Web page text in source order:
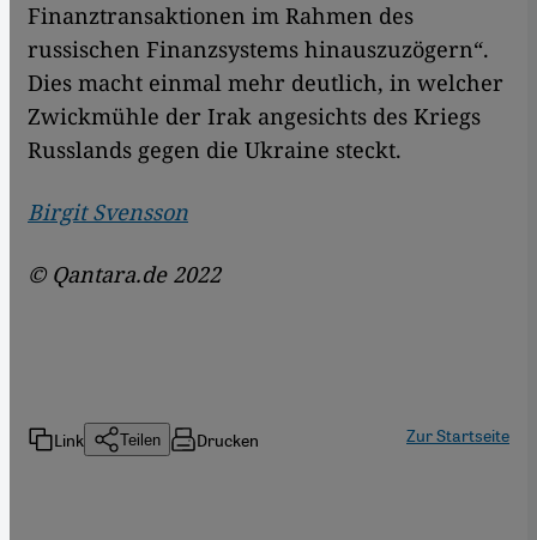
Finanztransaktionen im Rahmen des
russischen Finanzsystems hinauszuzögern“.
Dies macht einmal mehr deutlich, in welcher
Zwickmühle der Irak angesichts des Kriegs
Russlands gegen die Ukraine steckt.
Birgit Svensson
© Qantara.de 2022
Link Teilen Drucken Zur Startseite